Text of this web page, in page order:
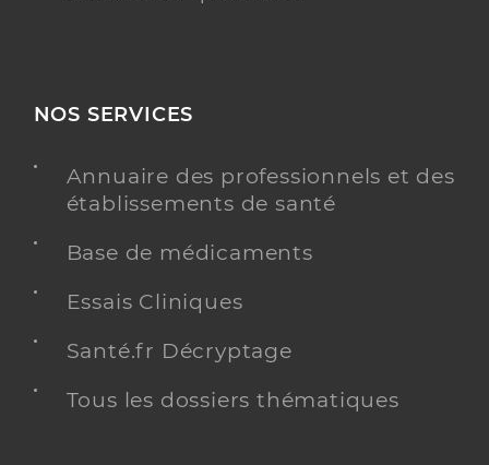
NOS SERVICES
Annuaire des professionnels et des
établissements de santé
Base de médicaments
Essais Cliniques
Santé.fr Décryptage
Tous les dossiers thématiques